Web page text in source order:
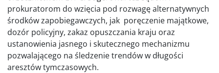
prokuratorom do wzięcia pod rozwagę alternatywnych
środków zapobiegawczych, jak poręczenie majątkowe,
dozór policyjny, zakaz opuszczania kraju oraz
ustanowienia jasnego i skutecznego mechanizmu
pozwalającego na śledzenie trendów w długości
aresztów tymczasowych.